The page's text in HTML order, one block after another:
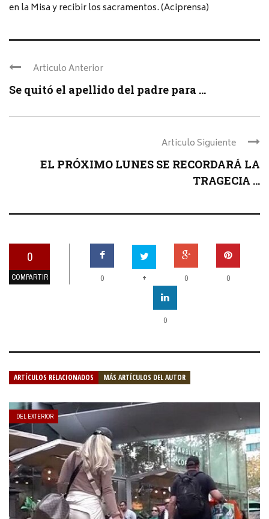
en la Misa y recibir los sacramentos. (Aciprensa)
Articulo Anterior
Se quitó el apellido del padre para ...
Articulo Siguiente
EL PRÓXIMO LUNES SE RECORDARÁ LA
TRAGECIA ...
0
COMPARTIR 0 + 0 0
0
ARTÍCULOS RELACIONADOS MÁS ARTÍCULOS DEL AUTOR
DEL EXTERIOR